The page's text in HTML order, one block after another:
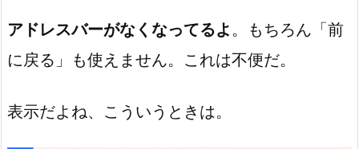
アドレスバーがなくなってるよ 。もちろん「前
に戻る」も使えません。これは不便だ。
表示だよね、こういうときは。